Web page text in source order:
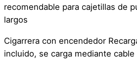
o
r
n
c
recomendable para cajetillas de
largos
Cigarrera con encendedor
incluido, se carga mediante cable